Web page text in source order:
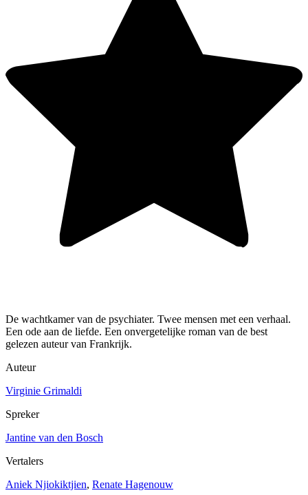
De wachtkamer van de psychiater. Twee mensen met een verhaal.
Een ode aan de liefde. Een onvergetelijke roman van de best
gelezen auteur van Frankrijk.
Auteur
Virginie Grimaldi
Spreker
Jantine van den Bosch
Vertalers
Aniek Njiokiktjien, Renate Hagenouw